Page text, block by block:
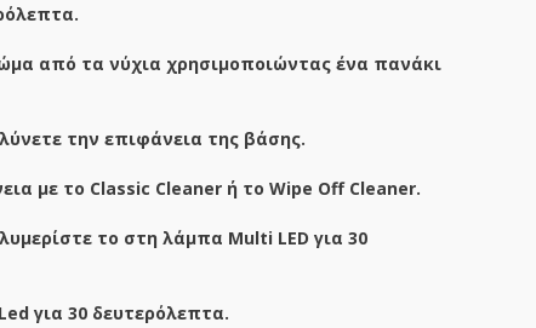
από τα νύχια χρησιμοποιώντας ένα πανάκι
την επιφάνεια της βάσης.
με το Classic Cleaner ή το Wipe Off Cleaner.
το στη λάμπα Multi LED για 30
για 30 δευτερόλεπτα.